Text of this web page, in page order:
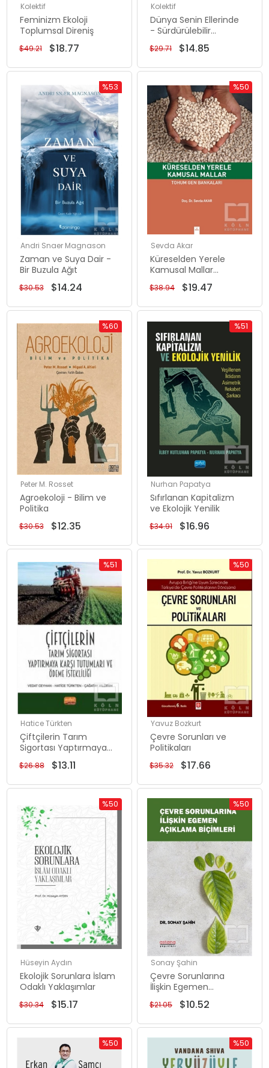
Kolektif
Feminizm Ekoloji
Toplumsal Direniş
$18.77
$49.21
Kolektif
Dünya Senin Ellerinde
- Sürdürülebilir
Geleceği Tasarlamak
$14.85
$29.71
Andri Snaer Magnason
Zaman ve Suya Dair -
Bir Buzula Ağıt
$14.24
$30.53
%53
İndirim
%53İndirim
Sevda Akar
Küreselden Yerele
Kamusal Mallar
Tohum Gen Bankaları
$19.47
$38.94
%50
İndirim
Peter M. Rosset
Agroekoloji - Bilim ve
Politika
$12.35
$30.53
%60
İndirim
%60İndirim
Nurhan Papatya
Sıfırlanan Kapitalizm
ve Ekolojik Yenilik
$16.96
$34.91
%51
Hatice Türkten
Çiftçilerin Tarım
Sigortası Yaptırmaya
Karşı Tutumları ve
Ödeme İstekliliği
$13.11
$26.88
%51
%51İndirim
Yavuz Bozkurt
Çevre Sorunları ve
Politikaları
$17.66
$35.32
%50
İndirim
Hüseyin Aydın
Ekolojik Sorunlara İslam
Odaklı Yaklaşımlar
$15.17
$30.34
%50
İndirim
Sonay Şahin
Çevre Sorunlarına
İlişkin Egemen
Açıklama Biçimleri
$10.52
$21.05
%50
İndirim
%50
%50
İndirim